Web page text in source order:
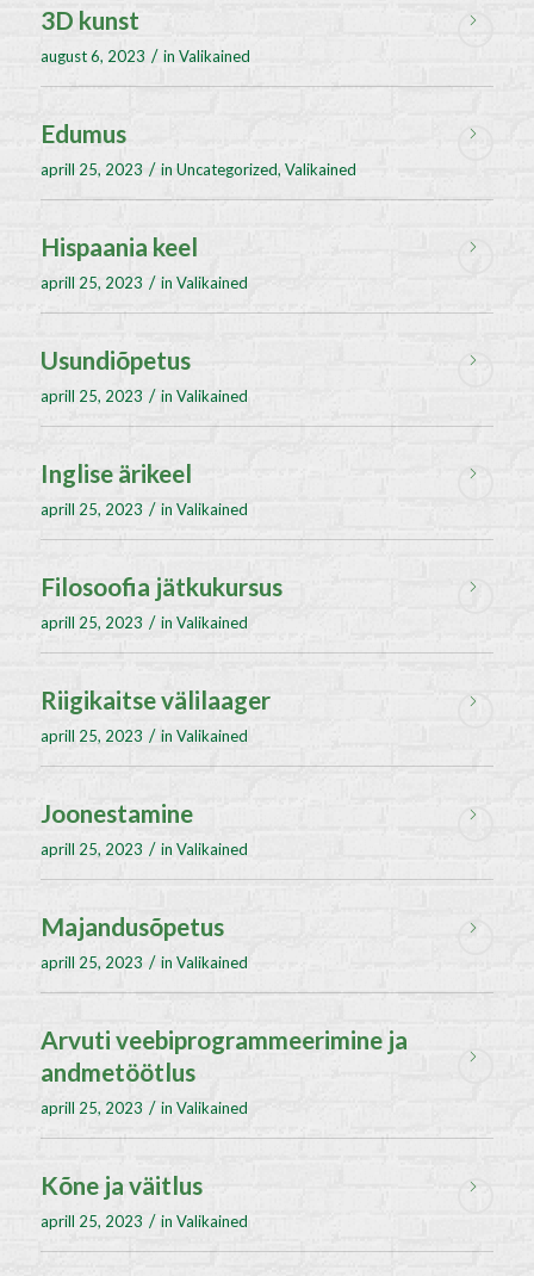
3D kunst
august 6, 2023 / in Valikained
Edumus
aprill 25, 2023 / in Uncategorized, Valikained
Hispaania keel
aprill 25, 2023 / in Valikained
Usundiõpetus
aprill 25, 2023 / in Valikained
Inglise ärikeel
aprill 25, 2023 / in Valikained
Filosoofia jätkukursus
aprill 25, 2023 / in Valikained
Riigikaitse välilaager
aprill 25, 2023 / in Valikained
Joonestamine
aprill 25, 2023 / in Valikained
Majandusõpetus
aprill 25, 2023 / in Valikained
Arvuti veebiprogrammeerimine ja
andmetöötlus
aprill 25, 2023 / in Valikained
Kõne ja väitlus
aprill 25, 2023 / in Valikained